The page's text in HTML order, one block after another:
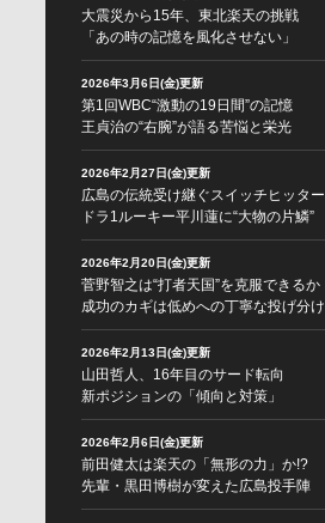
大震災から15年、東北楽天の挑戦
「あの時の記憶を風化させない」
2026年3月6日(金)更新
第1回WBC“激動の19日間”の記憶
王貞治の“右腕”が語る苦悩と栄光
2026年2月27日(金)更新
広島の伝統受け継ぐスイッチヒッター
ドラ1ルーキー平川蓮に“大物の片鱗”
2026年2月20日(金)更新
菅野智之は“打者天国”を克服できるか
成功のカギは低めへの丁寧な投げ分け
2026年2月13日(金)更新
山田哲人、16年目のサード転向
新ポジションの「傾向と対策」
2026年2月6日(金)更新
前田健太は楽天の「無形の力」か!?
先輩・黒田博樹が変えた広島投手陣